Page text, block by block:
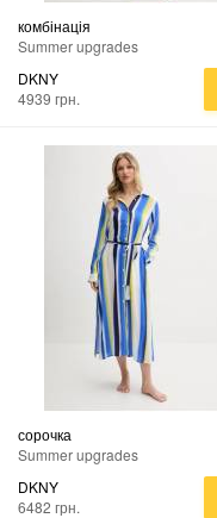
комбінація
Summer upgrades
DKNY
4939 грн.
сорочка
Summer upgrades
DKNY
6482 грн.